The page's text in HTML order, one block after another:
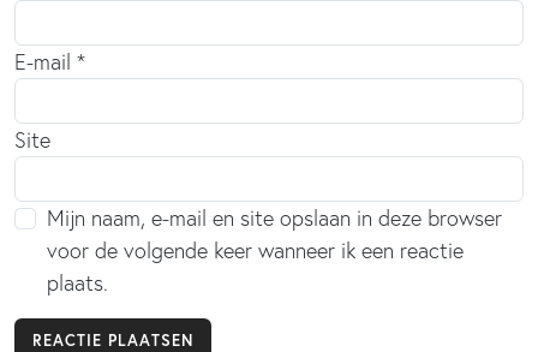
E-mail *
Site
Mijn naam, e-mail en site opslaan in deze browser
voor de volgende keer wanneer ik een reactie
plaats.